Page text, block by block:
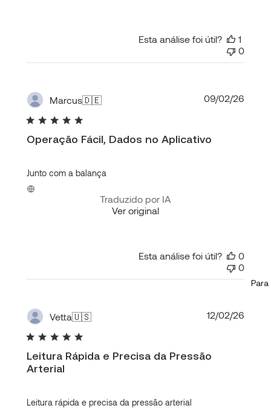
Esta análise foi útil?
1
0
Marcus🇩🇪
Operação Fácil, Dados no Aplicativo
Junto com a balança
Traduzido por IA
Ver original
09/02/26
Esta análise foi útil?
0
0
Vetta🇺🇸
Leitura Rápida e Precisa da Pressão
Arterial
Leitura rápida e precisa da pressão arterial
12/02/26